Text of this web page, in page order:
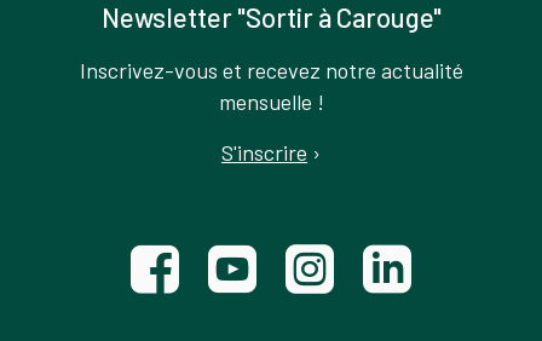
Newsletter "Sortir à Carouge"
Inscrivez-vous et recevez notre actualité
mensuelle !
S'inscrire ›